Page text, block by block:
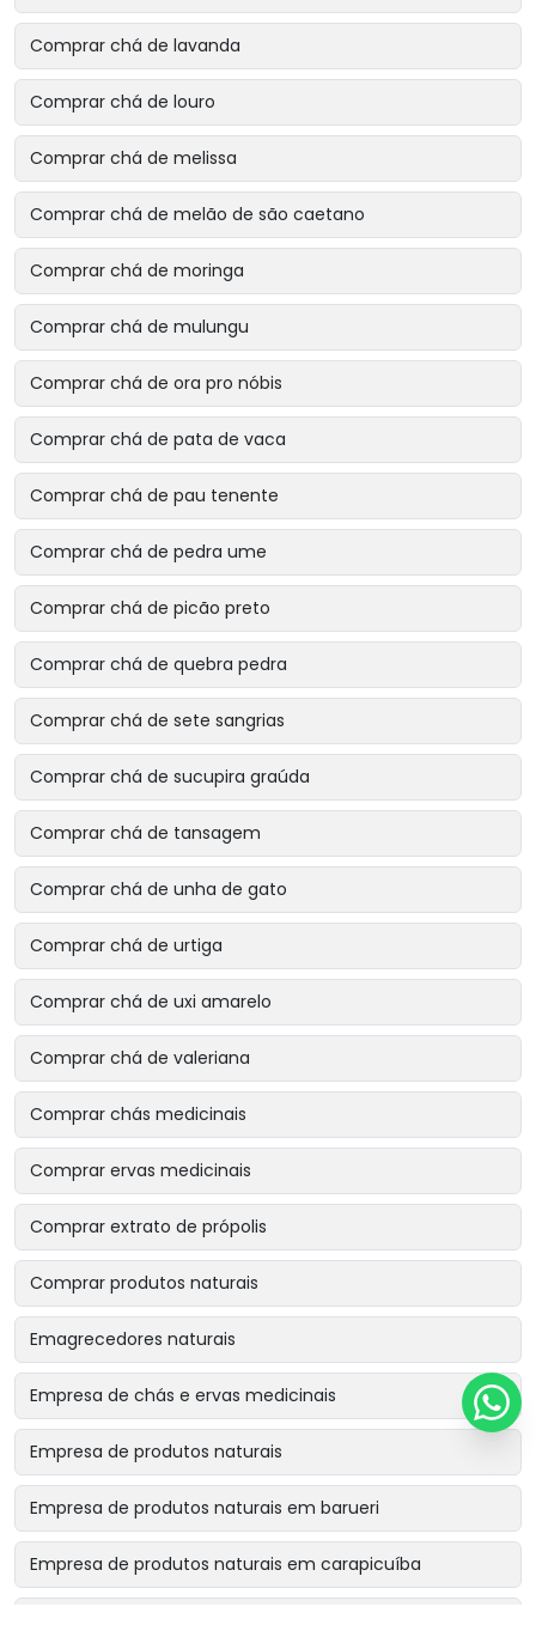
Comprar chá de lavanda
Comprar chá de louro
Comprar chá de melissa
Comprar chá de melão de são caetano
Comprar chá de moringa
Comprar chá de mulungu
Comprar chá de ora pro nóbis
Comprar chá de pata de vaca
Comprar chá de pau tenente
Comprar chá de pedra ume
Comprar chá de picão preto
Comprar chá de quebra pedra
Comprar chá de sete sangrias
Comprar chá de sucupira graúda
Comprar chá de tansagem
Comprar chá de unha de gato
Comprar chá de urtiga
Comprar chá de uxi amarelo
Comprar chá de valeriana
Comprar chás medicinais
Comprar ervas medicinais
Comprar extrato de própolis
Comprar produtos naturais
Emagrecedores naturais
Empresa de chás e ervas medicinais
Empresa de produtos naturais
Empresa de produtos naturais em barueri
Empresa de produtos naturais em carapicuíba